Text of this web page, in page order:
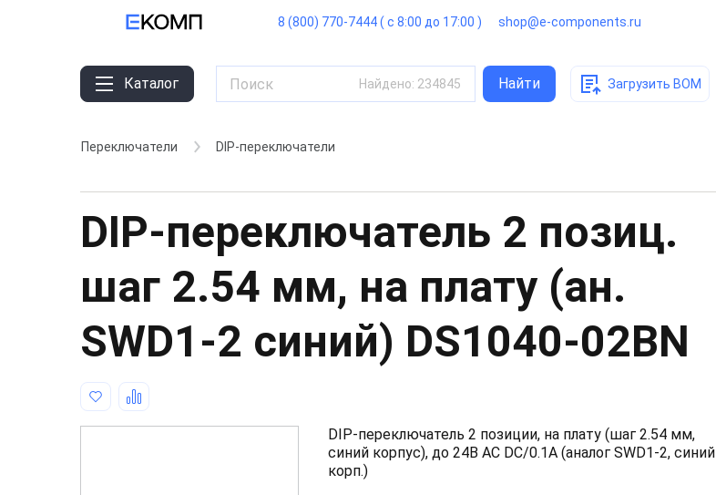
8 (800) 770-7444 ( с 8:00 до 17:00 ) shop@e-components.ru
Каталог Найдено: 234845 Найти Загрузить BOM
Переключатели DIP-переключатели
DIP-переключатель 2 позиц.
шаг 2.54 мм, на плату (ан.
SWD1-2 синий) DS1040-02BN
DIP-переключатель 2 позиции, на плату (шаг 2.54 мм,
синий корпус), до 24B AC DC/0.1А (аналог SWD1-2, синий
корп.)